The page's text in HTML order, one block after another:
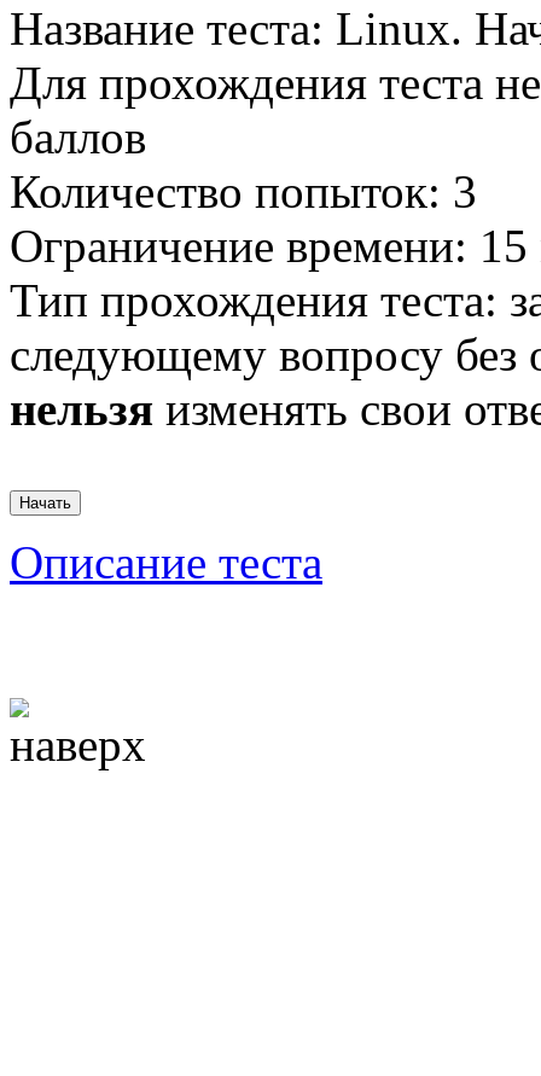
Название теста: Linux.
Для прохождения теста
баллов
Количество попыток: 3
Ограничение времени:
Тип прохождения теста:
следующему вопросу без
нельзя изменять свои
Описание теста